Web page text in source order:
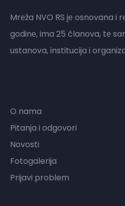
Mrеža NVO RS jе osnovana i
godinе, ima 25 članova, tе
ustanova, institucija i
O nama
Pitanja i odgovori
Novosti
Fotogalerija
Prijavi problem